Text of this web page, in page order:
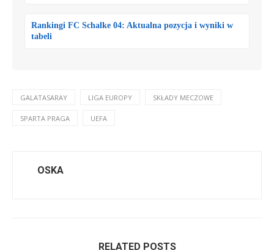
Rankingi FC Schalke 04: Aktualna pozycja i wyniki w
tabeli
GALATASARAY LIGA EUROPY SKŁADY MECZOWE
SPARTA PRAGA UEFA
OSKA
RELATED POSTS